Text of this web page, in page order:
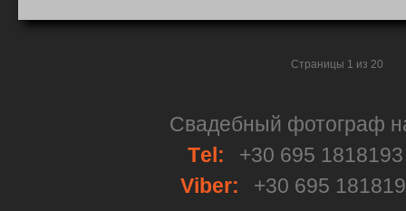
Страницы 1 из 20
Свадебный фотограф
Тel:
+30 695
Viber:
+30 695